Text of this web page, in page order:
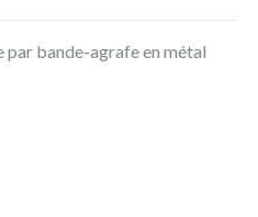
par bande-agrafe en métal